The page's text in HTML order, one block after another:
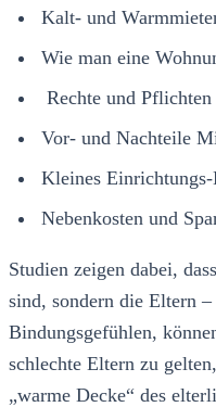
Kalt- und
Wie man eine
Rechte und Pflichten
Vor- und Nachteile
Kleines
Nebenkosten und
Studien zeigen dabei,
sind, sondern die Eltern
Bindungsgefühlen,
schlechte Eltern zu
„warme Decke“ des